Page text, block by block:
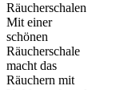
Räucherschalen
Mit einer
schönen
Räucherschale
macht das
Räuchern mit